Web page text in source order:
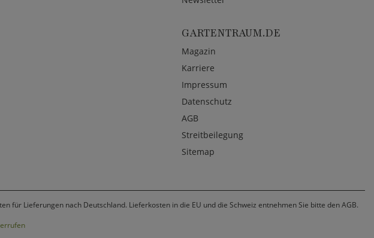
GARTENTRAUM.DE
Magazin
Karriere
Impressum
Datenschutz
AGB
Streitbeilegung
Sitemap
für Lieferungen nach Deutschland. Lieferkosten in die EU und die Schweiz entnehmen Sie bitte den AGB.